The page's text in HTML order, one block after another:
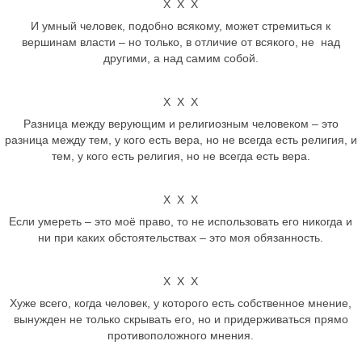
Х Х Х
И умный человек, подобно всякому, может стремиться к
вершинам власти – но только, в отличие от всякого, не над
другими, а над самим собой.
Х Х Х
Разница между верующим и религиозным человеком – это
разница между тем, у кого есть вера, но не всегда есть религия, и
тем, у кого есть религия, но не всегда есть вера.
Х Х Х
Если умереть – это моё право, то не использовать его никогда и
ни при каких обстоятельствах – это моя обязанность.
Х Х Х
Хуже всего, когда человек, у которого есть собственное мнение,
вынужден не только скрывать его, но и придерживаться прямо
противоположного мнения.